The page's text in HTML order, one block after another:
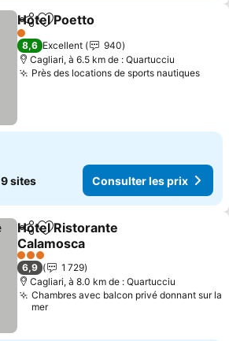
PartagerAjouter à mes favoris
Hotel Poetto
1 Étoiles
8,6 Excellent
940
Cagliari, à 6.5 km de : Quartucciu
Près des locations de sports nautiques
9 sites Consulter les prix
PartagerAjouter à mes favoris
Hotel Ristorante
Calamosca
Consulter les prix
3 Étoiles
6,9
1 729
Cagliari, à 8.0 km de : Quartucciu
Chambres avec balcon privé donnant sur la
mer